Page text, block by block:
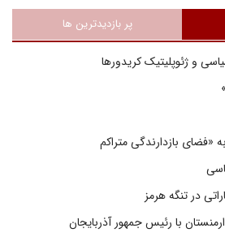
پر بازدیدترین ها
و ژئوپلیتیک کریدورها
«فضای بازدارندگی متراکم
در تنگه هرمز
با رئیس جمهور آذربایجان